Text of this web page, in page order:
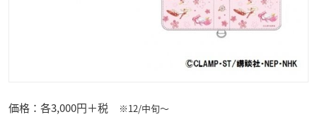
価格：各3,000円＋税 ※12/中旬～